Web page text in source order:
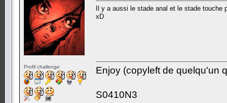
Profil challenge
Il y a aussi le stade anal et le stade
xD
Enjoy (copyleft de quelqu'un
S0410N3